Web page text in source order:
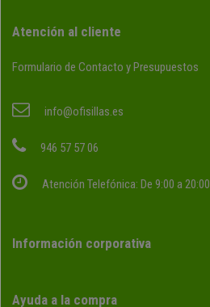
Atención al cliente
Formulario de Contacto y Presupuestos
info@ofisillas.es
946 57 57 06
Atención Telefónica: De 9:00 a 20:00
Información corporativa
Ayuda a la compra